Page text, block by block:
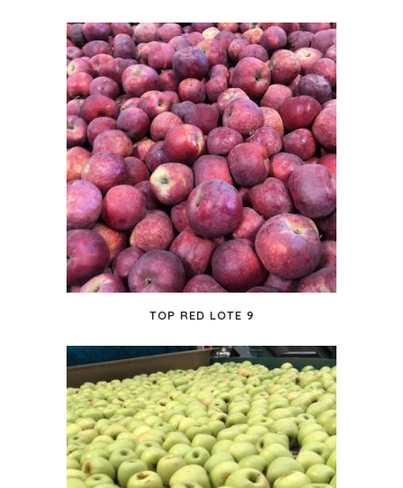
TOP RED LOTE 9